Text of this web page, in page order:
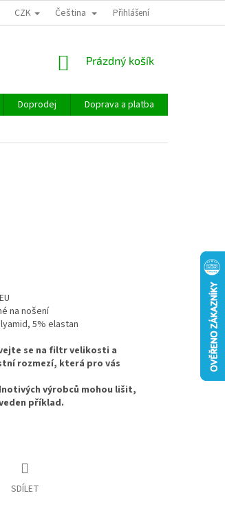
CZK Čeština Přihlášení
NÁKUPNÍ
Prázdný košík
Doprodej Doprava a platba
na nošení
5% elastan
se na filtr velikosti a
rozmezí, která pro vás
výrobců mohou lišit,
příklad.
SDÍLET